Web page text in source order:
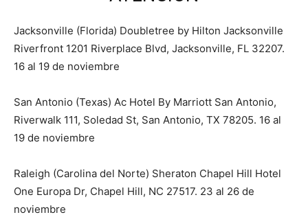
Jacksonville (Florida) Doubletree by Hilton Jacksonville
Riverfront 1201 Riverplace Blvd, Jacksonville, FL 32207.
16 al 19 de noviembre
San Antonio (Texas) Ac Hotel By Marriott San Antonio,
Riverwalk 111, Soledad St, San Antonio, TX 78205. 16 al
19 de noviembre
Raleigh (Carolina del Norte) Sheraton Chapel Hill Hotel
One Europa Dr, Chapel Hill, NC 27517. 23 al 26 de
noviembre